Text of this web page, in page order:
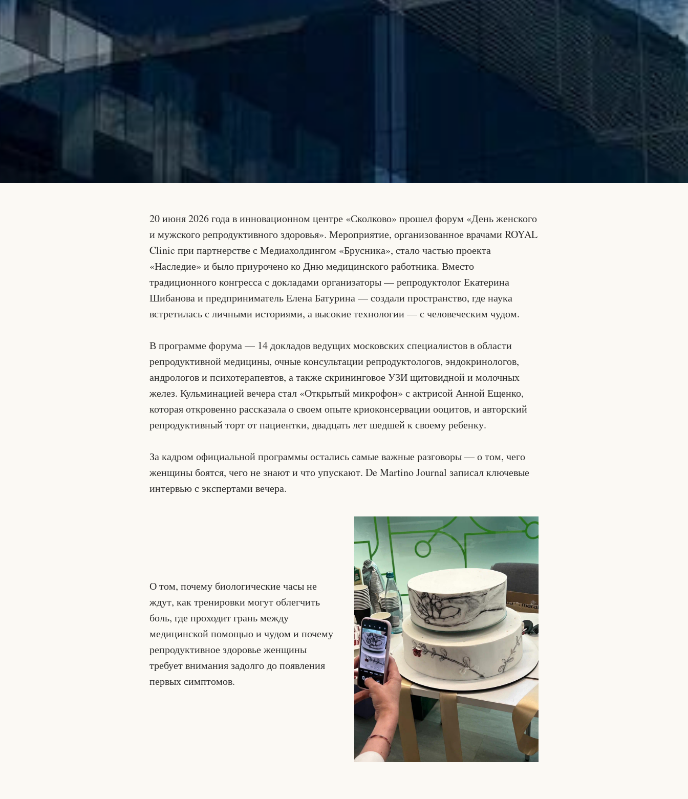
20 июня 2026 года в инновационном центре «Сколково» прошел форум «День женского
и мужского репродуктивного здоровья». Мероприятие, организованное врачами ROYAL
Clinic при партнерстве с Медиахолдингом «Брусника», стало частью проекта
«Наследие» и было приурочено ко Дню медицинского работника. Вместо
традиционного конгресса с докладами организаторы — репродуктолог Екатерина
Шибанова и предприниматель Елена Батурина — создали пространство, где наука
встретилась с личными историями, а высокие технологии — с человеческим чудом.
В программе форума — 14 докладов ведущих московских специалистов в области
репродуктивной медицины, очные консультации репродуктологов, эндокринологов,
андрологов и психотерапевтов, а также скрининговое УЗИ щитовидной и молочных
желез. Кульминацией вечера стал «Открытый микрофон» с актрисой Анной Ещенко,
которая откровенно рассказала о своем опыте криоконсервации ооцитов, и авторский
репродуктивный торт от пациентки, двадцать лет шедшей к своему ребенку.
За кадром официальной программы остались самые важные разговоры — о том, чего
женщины боятся, чего не знают и что упускают. De Martino Journal записал ключевые
интервью с экспертами вечера.
О том, почему биологические часы не
ждут, как тренировки могут облегчить
боль, где проходит грань между
медицинской помощью и чудом и почему
репродуктивное здоровье женщины
требует внимания задолго до появления
первых симптомов.